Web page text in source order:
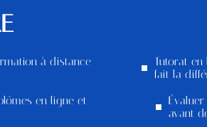
à distance
en ligne et
Tutorat
fait la
avant